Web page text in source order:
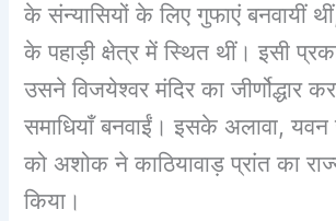
के संन्यासियों के लिए गुफाएं बनवायीं
के पहाड़ी क्षेत्र में स्थित थीं। इसी
उसने विजयेश्वर मंदिर का जीर्णोद्धार
समाधियाँ बनवाईं। इसके अलावा, यवन
को अशोक ने काठियावाड़ प्रांत का
किया।